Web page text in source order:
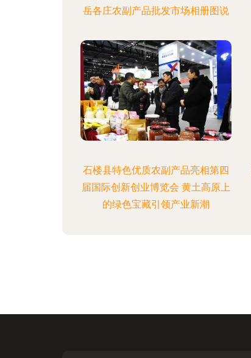
岳各庄农副产品批发市场相册图说
石楼县特色优质农副产品亮相第四
届国际创新创业博览会 黄土高原上
的绿色宝藏引领产业新潮